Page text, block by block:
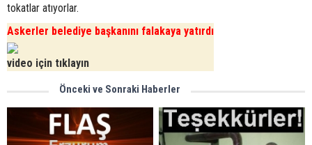
tokatlar atıyorlar.
Askerler belediye başkanını falakaya yatırdı
video için tıklayın
Önceki ve Sonraki Haberler